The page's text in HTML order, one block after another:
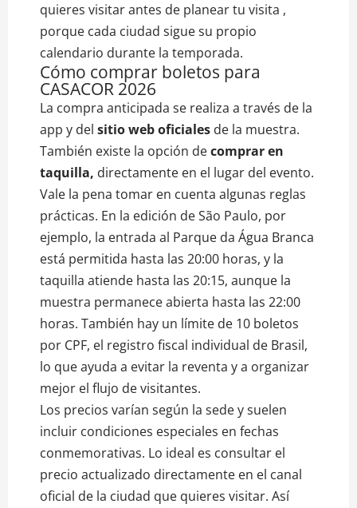
quieres visitar antes de planear tu visita ,
porque cada ciudad sigue su propio
calendario durante la temporada.
Cómo comprar boletos para
CASACOR 2026
La compra anticipada se realiza a través de la
app y del sitio web oficiales de la muestra.
También existe la opción decomprar en
taquilla, directamente en el lugar del evento.
Vale la pena tomar en cuenta algunas reglas
prácticas. En la edición de São Paulo, por
ejemplo, la entrada al Parque da Água Branca
está permitida hasta las 20:00 horas, y la
taquilla atiende hasta las 20:15, aunque la
muestra permanece abierta hasta las 22:00
horas. También hay un límite de 10 boletos
por CPF, el registro fiscal individual de Brasil,
lo que ayuda a evitar la reventa y a organizar
mejor el flujo de visitantes.
Los precios varían según la sede y suelen
incluir condiciones especiales en fechas
conmemorativas. Lo ideal es consultar el
precio actualizado directamente en el canal
oficial de la ciudad que quieres visitar. Así